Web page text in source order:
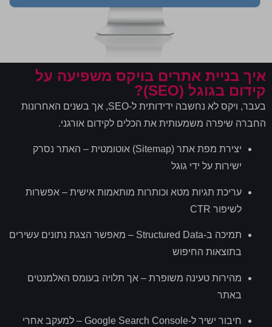
איך בניית אתרים בויקס משפיעה על
קידום בגוגל (SEO)?
בעבר, ויקס לא נחשבה ידידותית ל-SEO,
אך בשנים האחרונות
החברה שיפרה משמעותית את הכלים לקידום אורגני.
יצירת מפת אתר (Sitemap)
אוטומטית – האתר נסרק
ישירות על ידי גוגל
עריכת תגיות מטא וכותרות מותאמות אישית – אפשרות
לשיפור CTR
תמיכה ב-Structured Data –
מאפשר הצגת נתונים עשירים
בתוצאות החיפוש
מהירות טעינה משופרת – אך תלויה בעומס האלמנטים
באתר
חיבור ישיר ל-Google Search Console –
למעקב אחרי